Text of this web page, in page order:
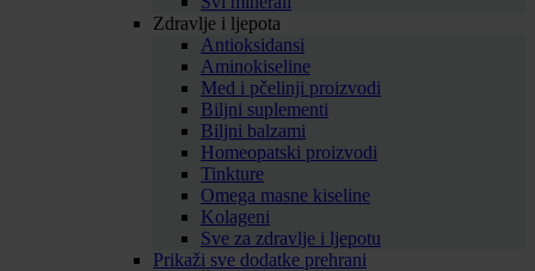
Zdravlje i ljepota
Antioksidansi
Aminokiseline
Med i pčelinji proizvodi
Biljni suplementi
Biljni balzami
Homeopatski proizvodi
Tinkture
Omega masne kiseline
Kolageni
Sve za zdravlje i ljepotu
Prikaži sve dodatke prehrani